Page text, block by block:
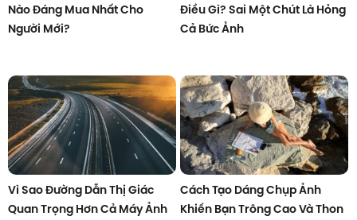
Nào Đáng Mua Nhất Cho
Người Mới?
Điều Gì? Sai Một Chút Là Hỏng
Cả Bức Ảnh
Vì Sao Đường Dẫn Thị Giác
Quan Trọng Hơn Cả Máy Ảnh
Cách Tạo Dáng Chụp Ảnh
Khiến Bạn Trông Cao Và Thon